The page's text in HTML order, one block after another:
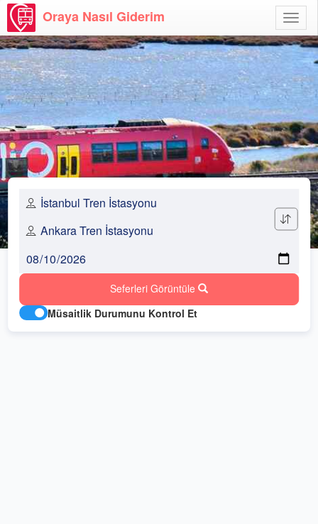
Aç
Oraya Nasıl Giderim
Seferleri Görüntüle
Müsaitlik Durumunu Kontrol Et